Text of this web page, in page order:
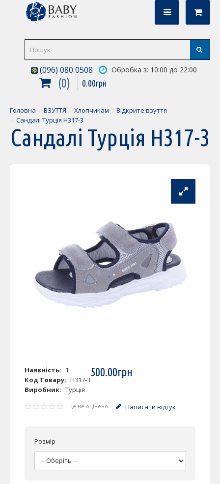
(096) 080 0508 Обробка з: 10:00 до 22:00
0 0.00грн
Головна ВЗУТТЯ Хлопчикам
Відкрите взуття
Сандалі Турція H317-3
Сандалі Турція H317-3
Наявність: 1
Код Товару: H317-3
Виробник: Турція
500.00грн
Ще не оцінено Написати відгук
Розмір